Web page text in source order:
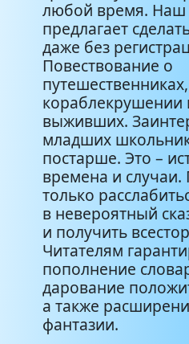
любой время. Наш
предлагает
даже без
Повествование о
путешественниках,
кораблекрушении
выживших.
младших
постарше. Это –
времена и случаи.
только
в невероятный
и получить
Читателям
пополнение
дарование
а также
фантазии.